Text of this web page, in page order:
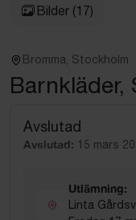
Bilder (17)
Bromma, Stockholm
Barnkläder,
Avslutad
Avslutad: 15 mars
Utlämning:
Linta